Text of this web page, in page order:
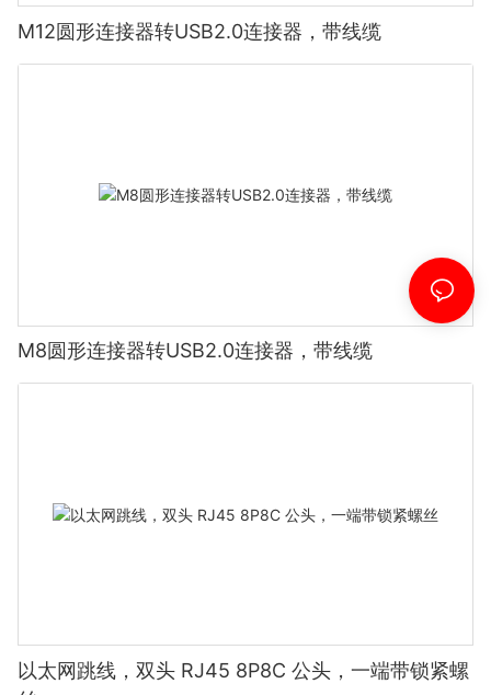
M12圆形连接器转USB2.0连接器，带线缆
M8圆形连接器转USB2.0连接器，带线缆
以太网跳线，双头 RJ45 8P8C 公头，一端带锁紧螺